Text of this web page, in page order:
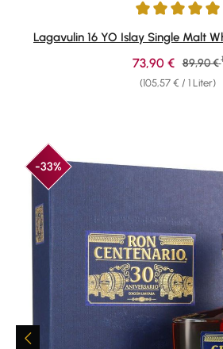
Durchschnittliche Bewertung von
Lagavulin 16 YO Islay Single Malt
(105,57 € / 1 Liter)
73,90 € 89,90 € 1
-33%